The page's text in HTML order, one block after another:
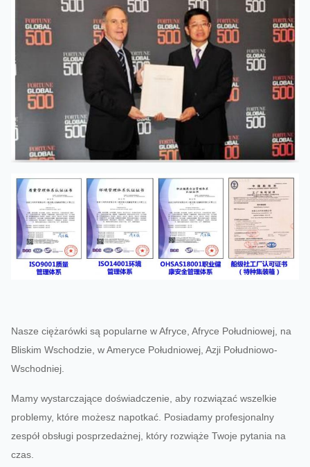
Nasze ciężarówki są popularne w Afryce, Afryce Południowej, na
Bliskim Wschodzie, w Ameryce Południowej, Azji Południowo-
Wschodniej.
Mamy wystarczające doświadczenie, aby rozwiązać wszelkie
problemy, które możesz napotkać. Posiadamy profesjonalny
zespół obsługi posprzedażnej, który rozwiąże Twoje pytania na
czas.